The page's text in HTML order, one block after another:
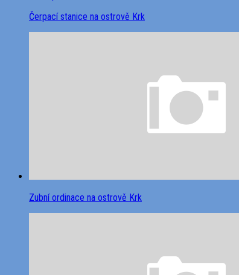
Čerpací stanice na ostrově Krk
Zubní ordinace na ostrově Krk